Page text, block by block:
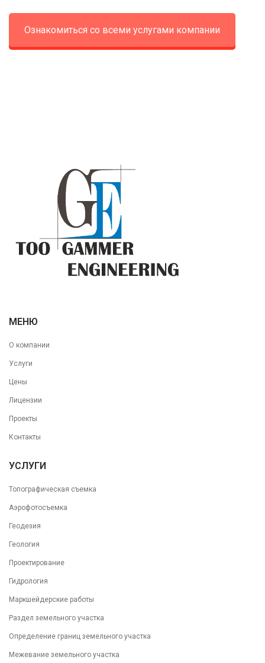
Ознакомиться со всеми услугами компании
МЕНЮ
О компании
Услуги
Цены
Лицензии
Проекты
Контакты
УСЛУГИ
Топографическая съемка
Аэрофотосъемка
Геодезия
Геология
Проектирование
Гидрология
Маркшейдерские работы
Раздел земельного участка
Определение границ земельного участка
Межевание земельного участка